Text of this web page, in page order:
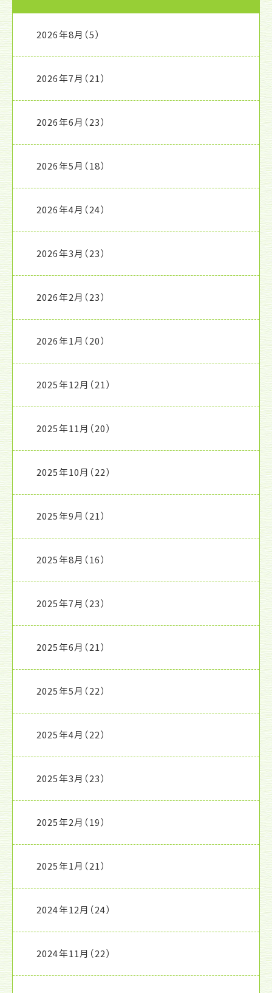
2026年8月 （5）
2026年7月 （21）
2026年6月 （23）
2026年5月 （18）
2026年4月 （24）
2026年3月 （23）
2026年2月 （23）
2026年1月 （20）
2025年12月 （21）
2025年11月 （20）
2025年10月 （22）
2025年9月 （21）
2025年8月 （16）
2025年7月 （23）
2025年6月 （21）
2025年5月 （22）
2025年4月 （22）
2025年3月 （23）
2025年2月 （19）
2025年1月 （21）
2024年12月 （24）
2024年11月 （22）